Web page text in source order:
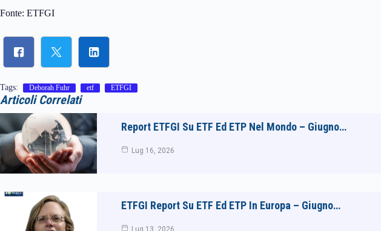
Fonte: ETFGI
Tags: Deborah Fuhr etf ETFGI
Articoli Correlati
Report ETFGI Su ETF Ed ETP Nel Mondo – Giugno…
Lug 16, 2026
ETFGI Report Su ETF Ed ETP In Europa – Giugno…
Lug 13, 2026